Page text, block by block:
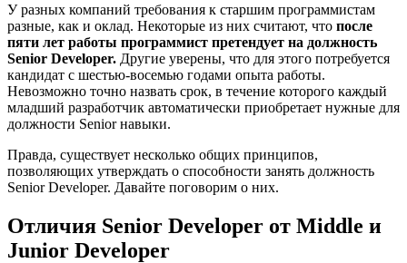
У разных компаний требования к старшим программистам
разные, как и оклад. Некоторые из них считают, что после
пяти лет работы программист претендует на должность
Senior Developer. Другие уверены, что для этого потребуется
кандидат с шестью-восемью годами опыта работы.
Невозможно точно назвать срок, в течение которого каждый
младший разработчик автоматически приобретает нужные для
должности Senior навыки.
Правда, существует несколько общих принципов,
позволяющих утверждать о способности занять должность
Senior Developer. Давайте поговорим о них.
Отличия Senior Developer от Middle и
Junior Developer